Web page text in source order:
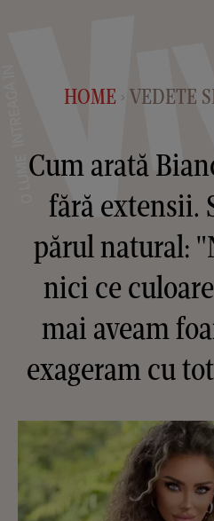
HOME > VEDETE
Cum arată
fără extensii.
părul natural:
nici ce
mai aveam
exageram cu